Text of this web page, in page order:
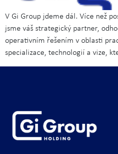
V Gi Group jdeme dál. Více než
jsme váš strategický partner,
operativním řešením v oblasti
specializace, technologií a vize,